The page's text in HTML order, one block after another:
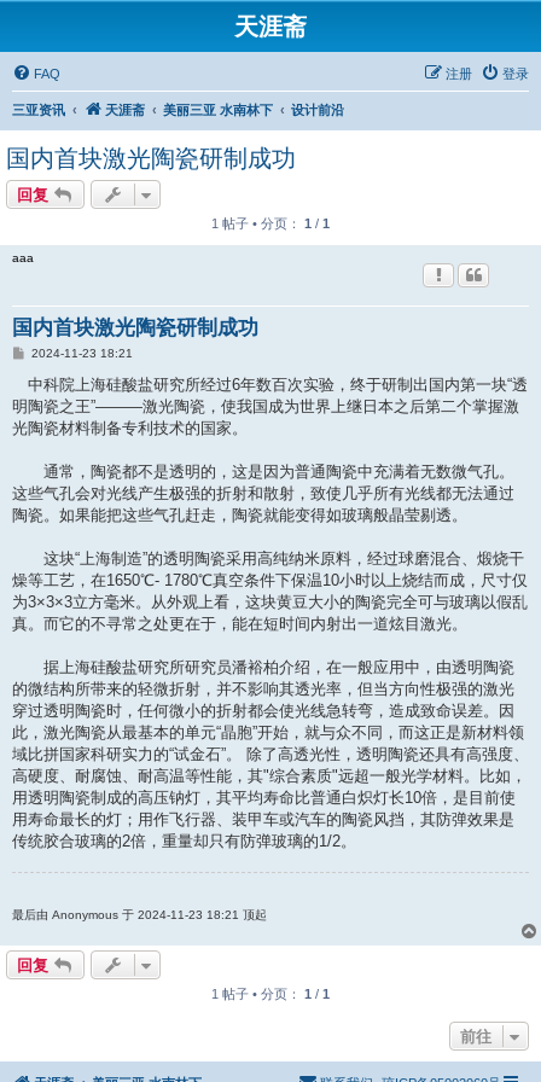
天涯斋
FAQ 登录
注册
三亚资讯 天涯斋 美丽三亚 水南林下 设计前沿
国内首块激光陶瓷研制成功
回复
1 帖子 • 分页： 1 / 1
aaa
国内首块激光陶瓷研制成功
帖
2024-11-23 18:21
中科院上海硅酸盐研究所经过6年数百次实验，终于研制出国内第一块“透
明陶瓷之王”———激光陶瓷，使我国成为世界上继日本之后第二个掌握激
光陶瓷材料制备专利技术的国家。
通常，陶瓷都不是透明的，这是因为普通陶瓷中充满着无数微气孔。
这些气孔会对光线产生极强的折射和散射，致使几乎所有光线都无法通过
陶瓷。如果能把这些气孔赶走，陶瓷就能变得如玻璃般晶莹剔透。
这块“上海制造”的透明陶瓷采用高纯纳米原料，经过球磨混合、煅烧干
燥等工艺，在1650℃- 1780℃真空条件下保温10小时以上烧结而成，尺寸仅
为3×3×3立方毫米。从外观上看，这块黄豆大小的陶瓷完全可与玻璃以假乱
真。而它的不寻常之处更在于，能在短时间内射出一道炫目激光。
据上海硅酸盐研究所研究员潘裕柏介绍，在一般应用中，由透明陶瓷
的微结构所带来的轻微折射，并不影响其透光率，但当方向性极强的激光
穿过透明陶瓷时，任何微小的折射都会使光线急转弯，造成致命误差。因
此，激光陶瓷从最基本的单元“晶胞”开始，就与众不同，而这正是新材料领
域比拼国家科研实力的“试金石”。 除了高透光性，透明陶瓷还具有高强度、
高硬度、耐腐蚀、耐高温等性能，其"综合素质"远超一般光学材料。比如，
用透明陶瓷制成的高压钠灯，其平均寿命比普通白炽灯长10倍，是目前使
用寿命最长的灯；用作飞行器、装甲车或汽车的陶瓷风挡，其防弹效果是
传统胶合玻璃的2倍，重量却只有防弹玻璃的1/2。
最后由 Anonymous 于 2024-11-23 18:21 顶起
回复
1 帖子 • 分页： 1 / 1
前往